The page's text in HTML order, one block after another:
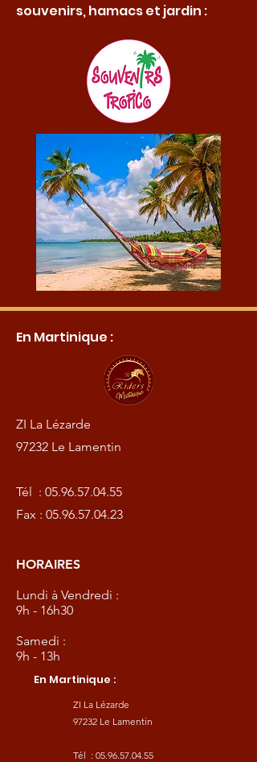
souvenirs, hamacs et jardin :
En Martinique :
ZI La Lézarde
97232 Le Lamentin
Tél : 05.96.57.04.55
Fax : 05.96.57.04.23
HORAIRES
Lundi à Vendredi :
9h - 16h30
Samedi :
9h - 13h
En Martinique :
ZI La Lézarde
97232 Le Lamentin
Tél : 05.96.57.04.55